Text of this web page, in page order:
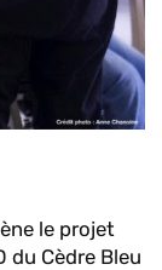
le projet
du Cèdre Bleu